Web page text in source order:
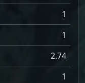
1
1
2.74
1